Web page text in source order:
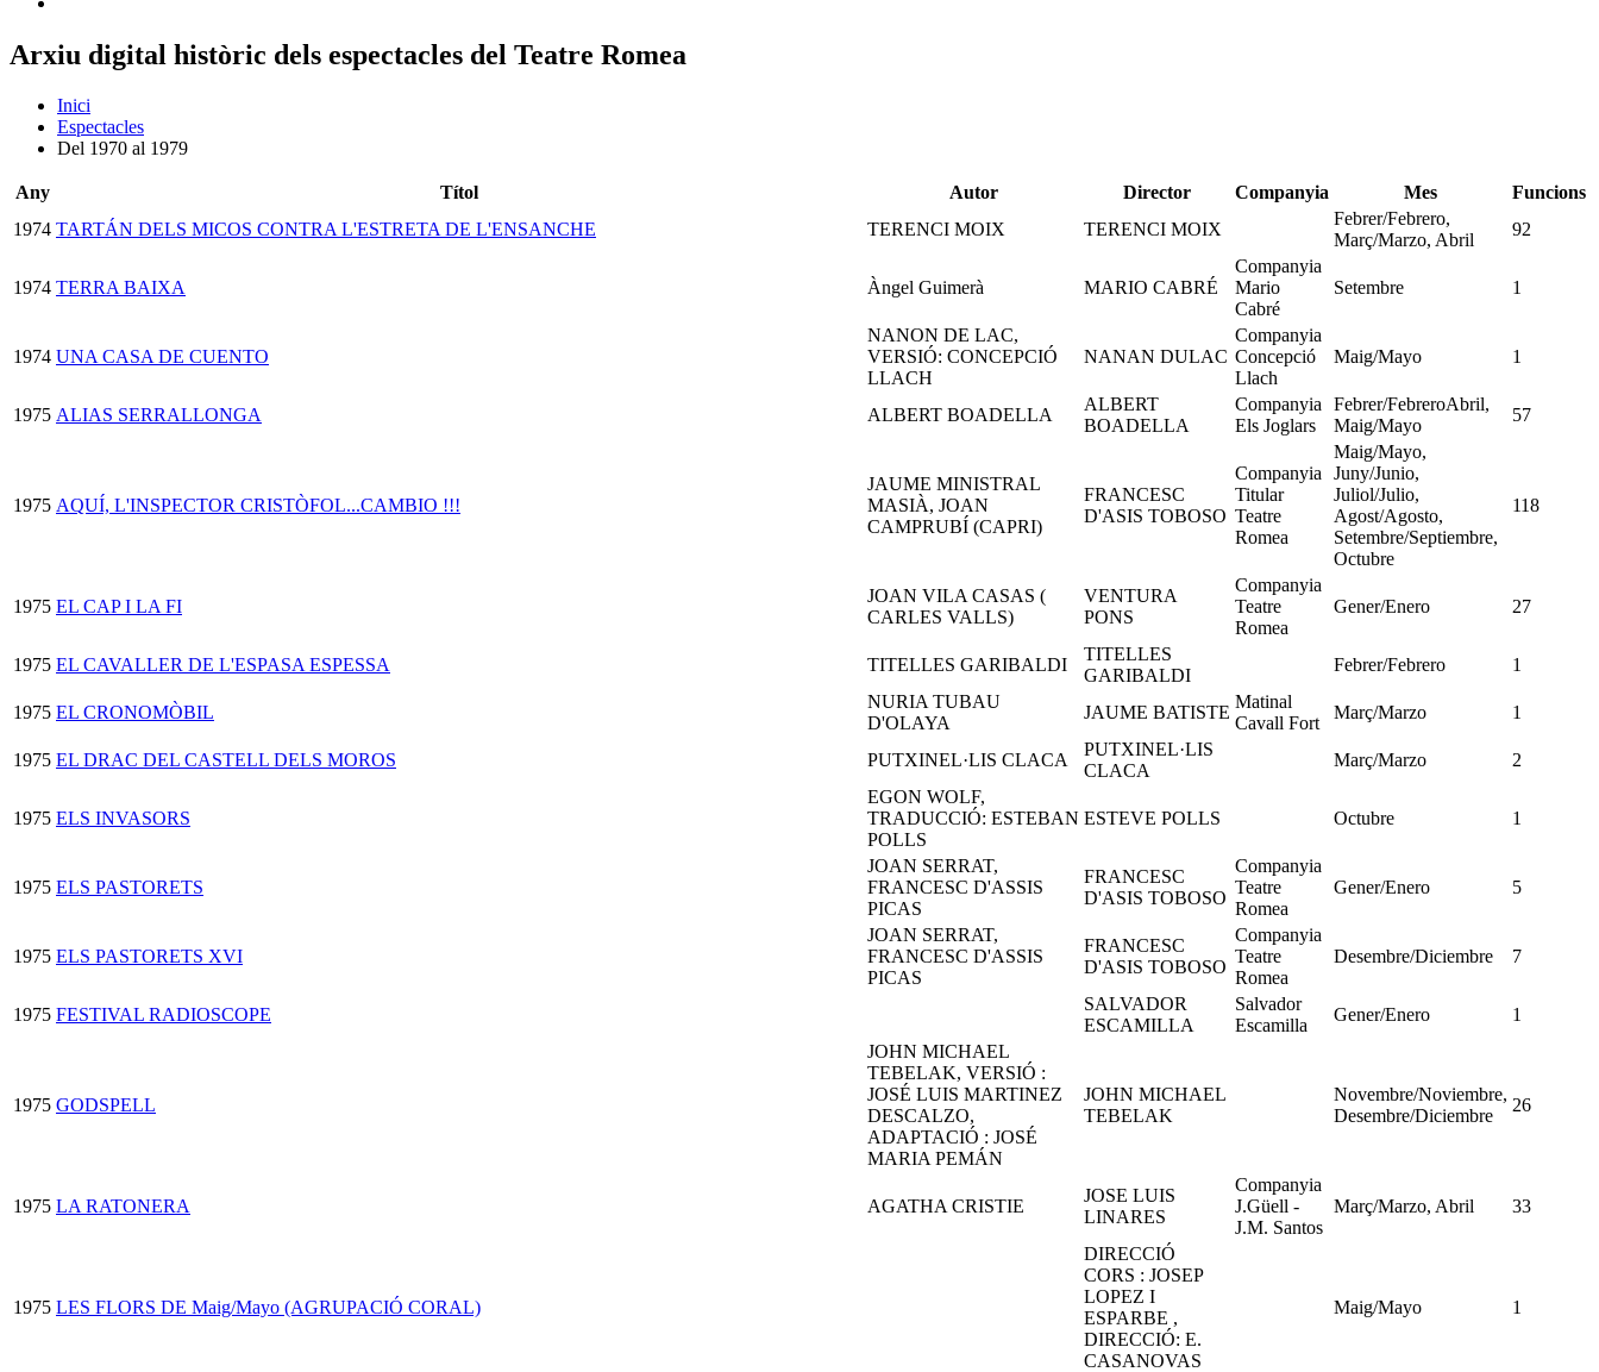
Arxiu digital històric dels espectacles del Teatre Romea
Inici
Espectacles
Del 1970 al 1979
Any Títol Autor Director Companyia Mes
Funcions
1974 TARTÁN DELS MICOS CONTRA L'ESTRETA DE L'ENSANCHE TERENCI MOIX TERENCI MOIX
Febrer/Febrero,
Març/Marzo, Abril
92
1974 TERRA BAIXA Àngel Guimerà MARIO CABRÉ
Companyia
Mario
Cabré
Setembre 1
1974 UNA CASA DE CUENTO
NANON DE LAC,
VERSIÓ: CONCEPCIÓ
LLACH
NANAN DULAC
Companyia
Concepció
Llach
Maig/Mayo 1
1975 ALIAS SERRALLONGA ALBERT BOADELLA
ALBERT
BOADELLA
Companyia
Els Joglars
Febrer/FebreroAbril,
Maig/Mayo
57
1975 AQUÍ, L'INSPECTOR CRISTÒFOL...CAMBIO !!!
JAUME MINISTRAL
MASIÀ, JOAN
CAMPRUBÍ (CAPRI)
FRANCESC
D'ASIS TOBOSO
Companyia
Titular
Teatre
Romea
Maig/Mayo,
Juny/Junio,
Juliol/Julio,
Agost/Agosto,
Setembre/Septiembre,
Octubre
118
1975 EL CAP I LA FI
JOAN VILA CASAS (
CARLES VALLS)
VENTURA
PONS
Companyia
Teatre
Romea
Gener/Enero 27
1975 EL CAVALLER DE L'ESPASA ESPESSA TITELLES GARIBALDI
TITELLES
GARIBALDI
Febrer/Febrero 1
1975 EL CRONOMÒBIL
NURIA TUBAU
D'OLAYA
JAUME BATISTE
Matinal
Cavall Fort
Març/Marzo 1
1975 EL DRAC DEL CASTELL DELS MOROS PUTXINEL·LIS CLACA
PUTXINEL·LIS
CLACA
Març/Marzo 2
1975 ELS INVASORS
EGON WOLF,
TRADUCCIÓ: ESTEBAN
POLLS
ESTEVE POLLS Octubre 1
1975 ELS PASTORETS
JOAN SERRAT,
FRANCESC D'ASSIS
PICAS
FRANCESC
D'ASIS TOBOSO
Companyia
Teatre
Romea
Gener/Enero 5
1975 ELS PASTORETS XVI
JOAN SERRAT,
FRANCESC D'ASSIS
PICAS
FRANCESC
D'ASIS TOBOSO
Companyia
Teatre
Romea
Desembre/Diciembre 7
1975 FESTIVAL RADIOSCOPE
SALVADOR
ESCAMILLA
Salvador
Escamilla
Gener/Enero 1
1975 GODSPELL
JOHN MICHAEL
TEBELAK, VERSIÓ :
JOSÉ LUIS MARTINEZ
DESCALZO,
ADAPTACIÓ : JOSÉ
MARIA PEMÁN
JOHN MICHAEL
TEBELAK
Novembre/Noviembre,
Desembre/Diciembre
26
1975 LA RATONERA AGATHA CRISTIE
JOSE LUIS
LINARES
Companyia
J.Güell -
J.M. Santos
Març/Marzo, Abril 33
1975 LES FLORS DE Maig/Mayo (AGRUPACIÓ CORAL)
DIRECCIÓ
CORS : JOSEP
LOPEZ I
ESPARBE ,
DIRECCIÓ: E.
CASANOVAS
Maig/Mayo 1